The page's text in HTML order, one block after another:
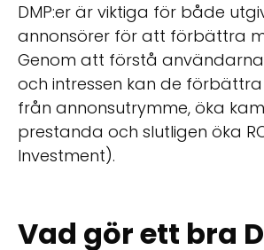
DMP:er är viktiga för både
annonsörer för att förbättra
Genom att förstå
och intressen kan de
från annonsutrymme, öka
prestanda och slutligen öka
Investment).
Vad gör ett bra